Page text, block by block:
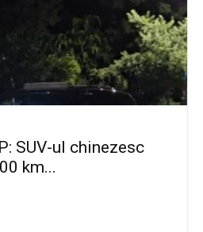
SUV-ul chinezesc
km...